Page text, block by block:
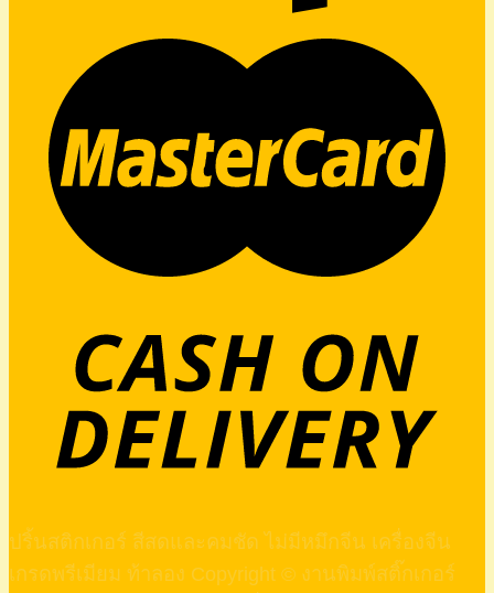
ปริ้นสติกเกอร์ สีสดและคมชัด ไม่มีหมึกจีน เครื่องจีน
เกรดพรีเมียม ท้าลอง Copyright © งานพิมพ์สติ๊กเกอร์